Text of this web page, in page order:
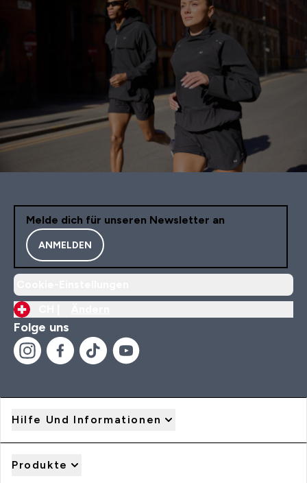
Melde dich für unseren Newsletter an
ANMELDEN
Folge uns
Hilfe Und Informationen
Produkte